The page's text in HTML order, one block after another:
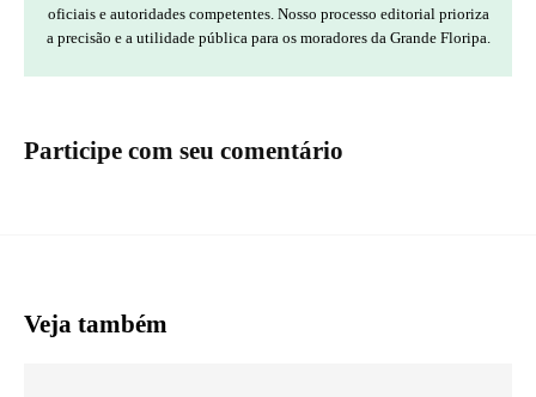
oficiais e autoridades competentes. Nosso processo editorial prioriza
a precisão e a utilidade pública para os moradores da Grande Floripa.
Participe com seu comentário
Veja também